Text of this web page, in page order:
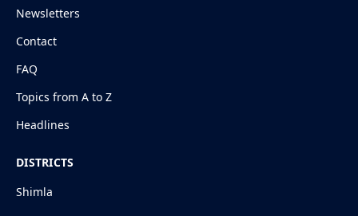
Newsletters
Contact
FAQ
Topics from A to Z
Headlines
DISTRICTS
Shimla